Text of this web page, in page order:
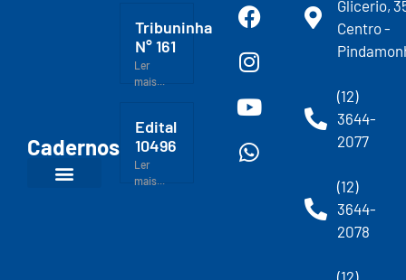
Cadernos
Tribuninha
N° 161
Ler
mais...
Edital
10496
Ler
mais...
Glicerio,
Centro -
(12)
3644-
2077
(12)
3644-
2078